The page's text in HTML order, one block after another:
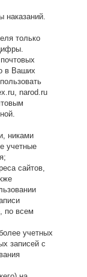
наказаний.
только
в Ваших
narod.ru
никами
учетные
сайтов,
по всем
учетных
записей с